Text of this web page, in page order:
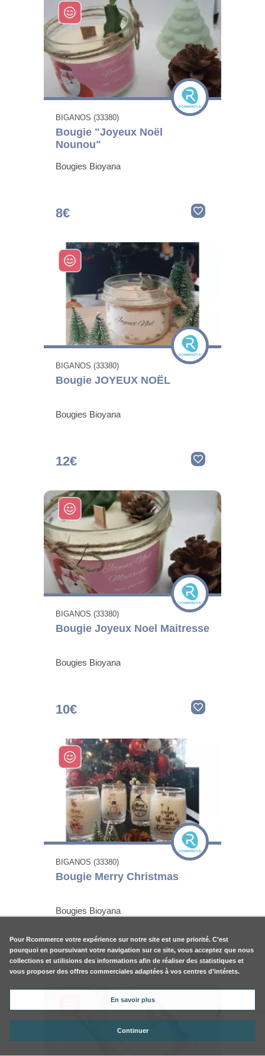
BIGANOS (33380)
Bougie "Joyeux Noël
Nounou"
Bougies Bioyana
8€
BIGANOS (33380)
Bougie JOYEUX NOËL
Bougies Bioyana
12€
BIGANOS (33380)
Bougie Joyeux Noel Maitresse
Bougies Bioyana
10€
BIGANOS (33380)
Bougie Merry Christmas
Bougies Bioyana
6€
Pour Rcommerce votre expérience sur notre site est une priorité. C’est
pourquoi en poursuivant votre navigation sur ce site, vous acceptez que nous
collections et utilisions des informations afin de réaliser des statistiques et
vous proposer des offres commerciales adaptées à vos centres d’intérets.
En savoir plus
Continuer